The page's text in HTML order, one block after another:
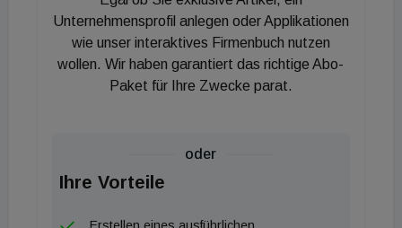
Zu den größten Transaktionen des Jahres zählte
der Verkauf des Vienna Marriott Hotel im Juli 2025.
Das Hotel wurde für mehr als 100 Millionen Euro
Für das Unternehmen ist das Ergebnis auch ein
Unternehmensprofil anlegen oder Applikationen
wie unser interaktives Firmenbuch nutzen
wollen. Wir haben garantiert das richtige Abo-
Paket für Ihre Zwecke parat.
oder
Ihre Vorteile
Erstellen eines ausführlichen